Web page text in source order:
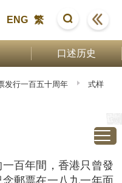
ENG 繁
口述历史
发行一百五十周年
式样
百年間，香港只曾發
郵票在一八九一年面